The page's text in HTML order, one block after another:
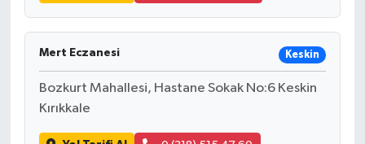
Mert Eczanesi Keskin
Bozkurt Mahallesi, Hastane Sokak No:6 Keskin
Kırıkkale